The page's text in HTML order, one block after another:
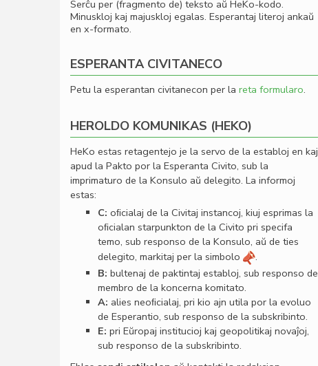
Serĉu per (fragmento de) teksto aŭ HeKo-kodo.
Minuskloj kaj majuskloj egalas. Esperantaj literoj ankaŭ
en x-formato.
ESPERANTA CIVITANECO
Petu la esperantan civitanecon per la reta formularo.
HEROLDO KOMUNIKAS (HEKO)
HeKo estas retagentejo je la servo de la establoj en kaj
apud la Pakto por la Esperanta Civito, sub la
imprimaturo de la Konsulo aŭ delegito. La informoj
estas:
C: oﬁcialaj de la Civitaj instancoj, kiuj esprimas la
oﬁcialan starpunkton de la Civito pri specifa
temo, sub responso de la Konsulo, aŭ de ties
delegito, markitaj per la simbolo
.
B: bultenaj de paktintaj establoj, sub responso de
membro de la koncerna komitato.
A: alies neoﬁcialaj, pri kio ajn utila por la evoluo
de Esperantio, sub responso de la subskribinto.
E: pri Eŭropaj institucioj kaj geopolitikaj novaĵoj,
sub responso de la subskribinto.